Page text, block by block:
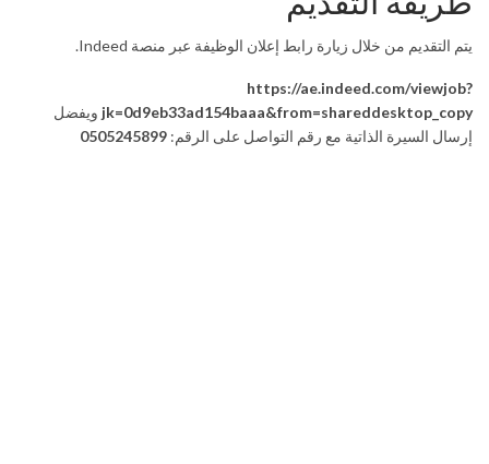
يتم التقديم من خلال زيارة رابط إعلان الوظيفة عبر منصة Indeed.
https://ae.indeed.com/viewjob?
jk=0d9eb33ad154baaa&from=shareddesktop_copy ويفضل
إرسال السيرة الذاتية مع رقم التواصل على الرقم: 0505245899